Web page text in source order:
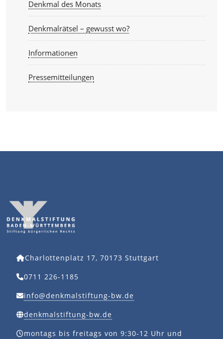
Denkmal des Monats
Denkmalrätsel – gewusst wo?
Informationen
Pressemitteilungen
Charlottenplatz 17, 70173 Stuttgart
0711 226-1185
info@denkmalstiftung-bw.de
denkmalstiftung-bw.de
montags bis freitags von 9:30-12 Uhr und